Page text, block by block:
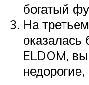
богатый
На
оказалась
ELDOM,